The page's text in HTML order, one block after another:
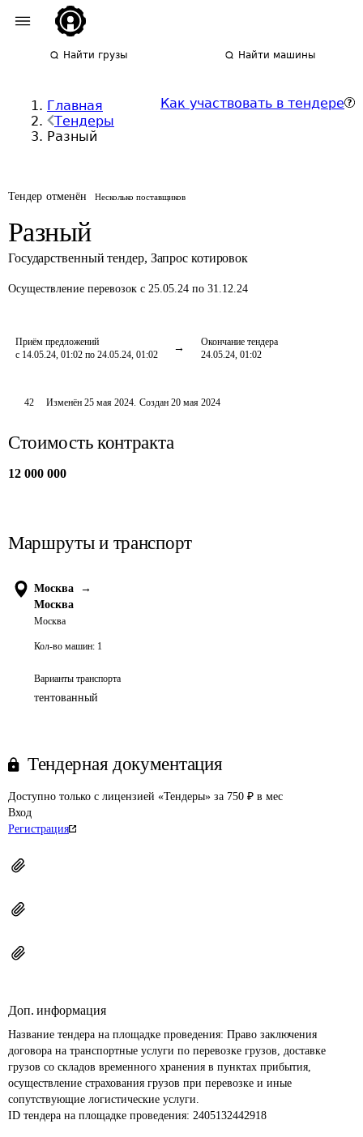
Найти грузы Найти машины
Главная
Тендеры
Разный
Как участвовать в тендере
Тендер отменён Несколько поставщиков
Разный
Государственный тендер, Запрос котировок
Осуществление перевозок с 25.05.24 по 31.12.24
Приём предложений
с 14.05.24, 01:02 по 24.05.24, 01:02
Окончание тендера
24.05.24, 01:02
42 Изменён25 мая 2024. Создан 20 мая 2024
Стоимость контракта
12 000 000
Маршруты и транспорт
Москва
→
Москва
Москва
Кол-во машин: 1
Варианты транспорта
тентованный
Тендерная документация
Доступно только с лицензией «Тендеры» за 750 ₽ в мес
Вход
Регистрация
Доп. информация
Название тендера на площадке проведения: Право заключения
договора на транспортные услуги по перевозке грузов, доставке
грузов со складов временного хранения в пунктах прибытия,
осуществление страхования грузов при перевозке и иные
сопутствующие логистические услуги.
ID тендера на площадке проведения: 2405132442918